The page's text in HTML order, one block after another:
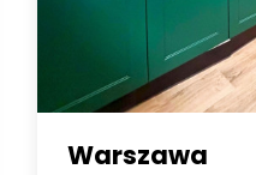
Warszawa